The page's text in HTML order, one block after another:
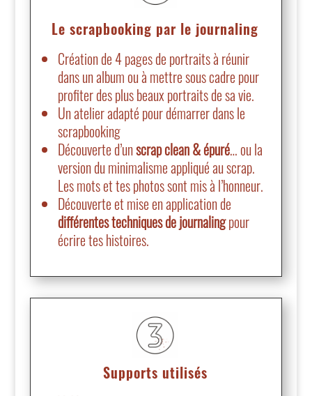
Le scrapbooking par le journaling
Création de 4 pages de portraits à réunir
dans un album ou à mettre sous cadre pour
profiter des plus beaux portraits de sa vie.
Un atelier adapté pour démarrer dans le
scrapbooking
Découverte d’unscrap clean & épuré… ou la
version du minimalisme appliqué au scrap.
Les mots et tes photos sont mis à l’honneur.
Découverte et mise en application de
différentes techniques de journalingpour
écrire tes histoires.
Supports utilisés